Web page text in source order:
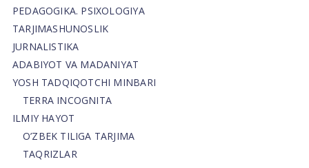
PEDAGOGIKA. PSIXOLOGIYA
TARJIMASHUNOSLIK
JURNALISTIKA
ADABIYOT VA MADANIYAT
YOSH TADQIQOTCHI MINBARI
TERRA INCOGNITA
ILMIY HAYOT
O’ZBEK TILIGA TARJIMA
TAQRIZLAR